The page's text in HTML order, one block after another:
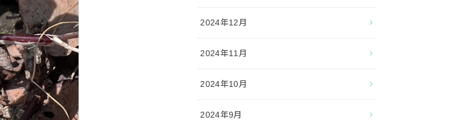
2024年12月
2024年11月
2024年10月
2024年9月